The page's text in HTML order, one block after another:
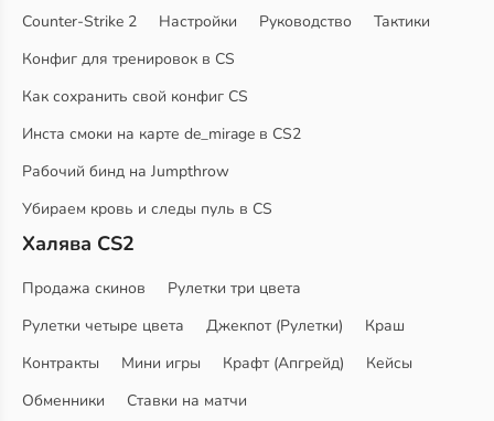
Counter-Strike 2 Настройки Руководство
Тактики
Конфиг для тренировок в CS
Как сохранить свой конфиг CS
Инста смоки на карте de_mirage в CS2
Рабочий бинд на Jumpthrow
Убираем кровь и следы пуль в CS
Халява CS2
Продажа скинов
Рулетки три цвета
Рулетки четыре цвета
Джекпот (Рулетки)
Краш
Контракты
Мини игры Крафт (Апгрейд)
Кейсы
Обменники
Ставки на матчи